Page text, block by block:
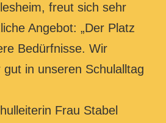
freut sich sehr
Angebot: „Der Platz
Bedürfnisse. Wir
gut in unseren Schulalltag
Frau Stabel